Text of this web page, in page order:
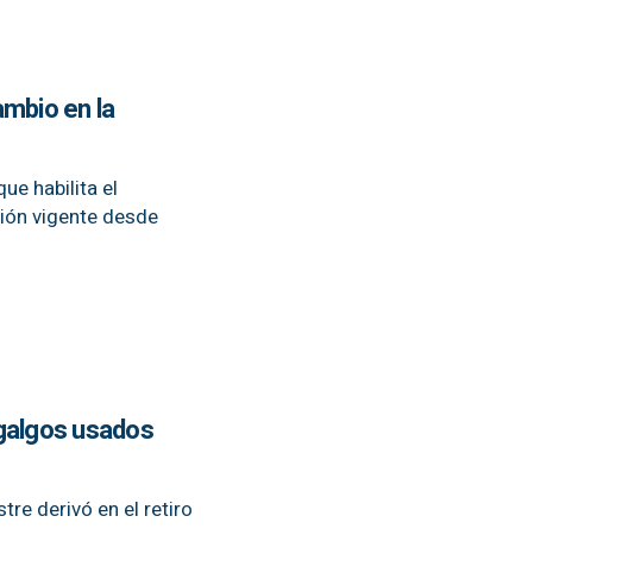
en la
habilita el
vigente desde
usados
derivó en el retiro